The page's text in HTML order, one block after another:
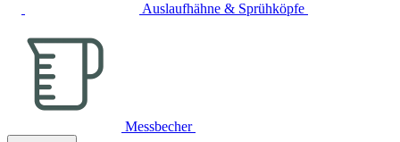
Auslaufhähne & Sprühköpfe
Messbecher